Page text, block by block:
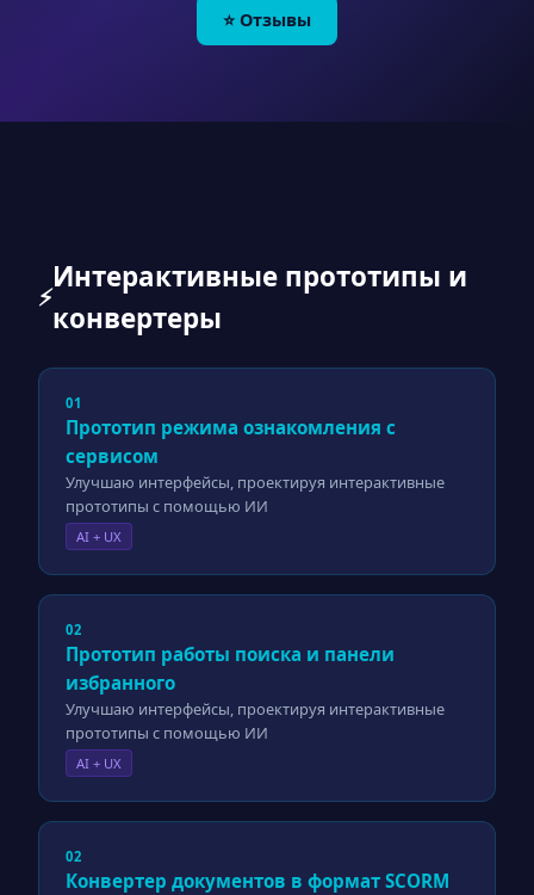
⭐ Отзывы
⚡
Интерактивные прототипы и
конвертеры
01
Прототип режима ознакомления с
сервисом
Улучшаю интерфейсы, проектируя интерактивные
прототипы с помощью ИИ
AI + UX
02
Прототип работы поиска и панели
избранного
Улучшаю интерфейсы, проектируя интерактивные
прототипы с помощью ИИ
AI + UX
02
Конвертер документов в формат SCORM